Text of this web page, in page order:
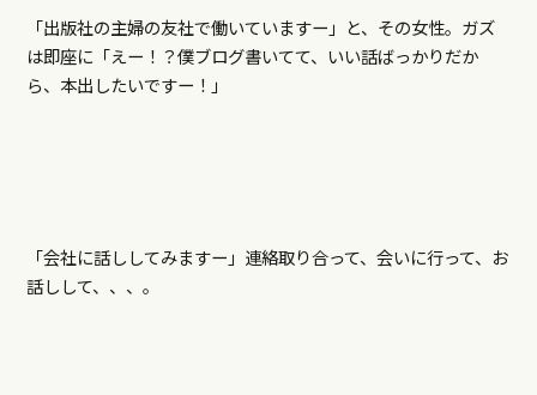
「出版社の主婦の友社で働いていますー」と、その女性。ガズ
は即座に「えー！？僕ブログ書いてて、いい話ばっかりだか
ら、本出したいですー！」
「会社に話ししてみますー」連絡取り合って、会いに行って、お
話しして、、、。